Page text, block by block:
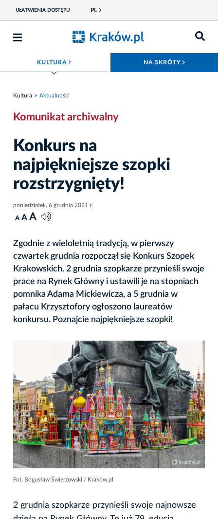
UŁATWIENIA DOSTĘPU PL
KULTURA ROZWIŃ MENU NA SKRÓTY
Kultura Aktualności
Komunikat archiwalny
Konkurs na
najpiękniejsze szopki
rozstrzygnięty!
poniedziałek, 6 grudnia 2021 r.
A A A
Zgodnie z wieloletnią tradycją, w pierwszy
czwartek grudnia rozpoczął się Konkurs Szopek
Krakowskich. 2 grudnia szopkarze przynieśli swoje
prace na Rynek Główny i ustawili je na stopniach
pomnika Adama Mickiewicza, a 5 grudnia w
pałacu Krzysztofory ogłoszono laureatów
konkursu. Poznajcie najpiękniejsze szopki!
Fot. Bogusław Świerzowski / Kraków.pl
2 grudnia szopkarze przynieśli swoje najnowsze